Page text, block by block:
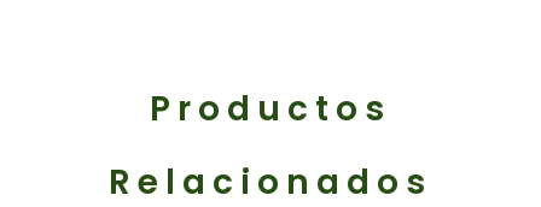
Productos
Relacionados